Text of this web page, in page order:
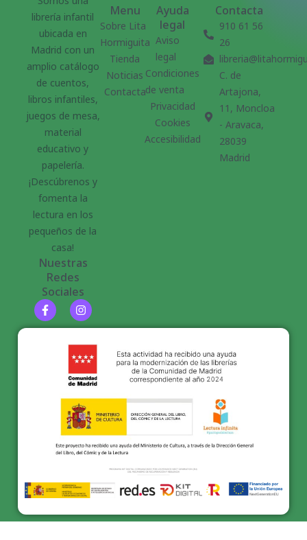
librería infantil
ubicada en
Madrid con un
amplio catálogo
de cuentos,
libros infantiles,
juegos de mesa,
material
educativo y
papelería.
¡Descúbrenos y
fomenta la
lectura en los
pequeños de la
casa!
Nuestras
Redes
Sociales
Menu
Sobre Lita
Hormiguita
Tienda
Noticias
Contacta
Ayuda
legal
Aviso
legal
Condiciones
de venta
Privacidad
Cookies
Accesibilidad
Contacta
910 61 56
26
C. de
Artajona,
11, Moncloa
- Aravaca,
28039
Madrid